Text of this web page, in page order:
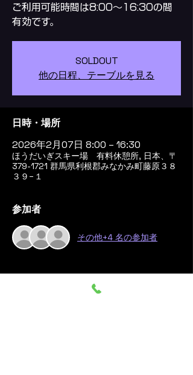
ご利用可能時間は8:00～16:30の間
SOLDOUT
他の日程、テーブルを見る
日時・場所
2026年2月07日 8:00 – 16:30
ほうだいぎスキー場 有料休憩所, 日本、〒
379-1721 群馬県利根郡みなかみ町藤原３８
３９−１
参加者
その他+4 名の参加者